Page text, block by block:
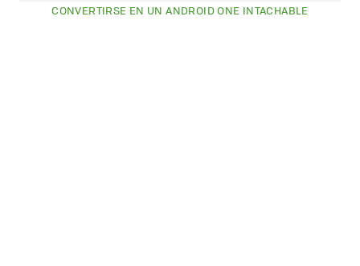
CONVERTIRSE EN UN ANDROID ONE INTACHABLE